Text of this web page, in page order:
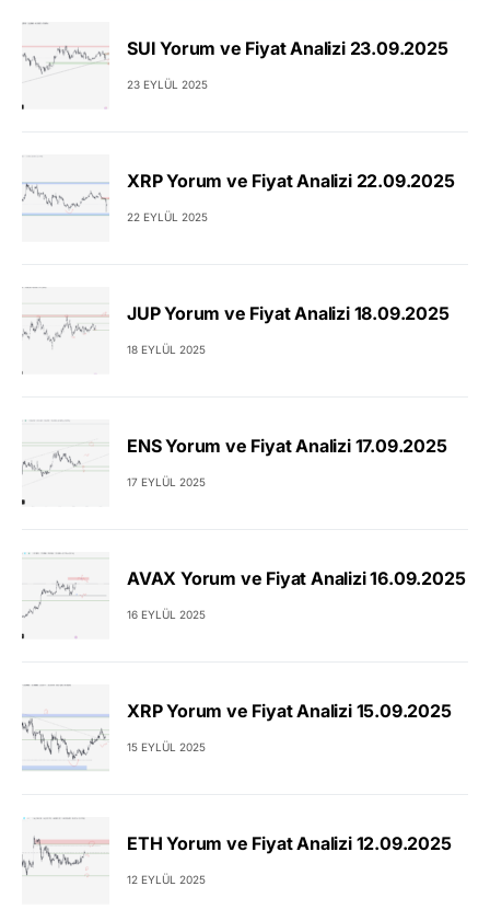
SUI Yorum ve Fiyat Analizi 23.09.2025
23 EYLÜL 2025
XRP Yorum ve Fiyat Analizi 22.09.2025
22 EYLÜL 2025
JUP Yorum ve Fiyat Analizi 18.09.2025
18 EYLÜL 2025
ENS Yorum ve Fiyat Analizi 17.09.2025
17 EYLÜL 2025
AVAX Yorum ve Fiyat Analizi 16.09.2025
16 EYLÜL 2025
XRP Yorum ve Fiyat Analizi 15.09.2025
15 EYLÜL 2025
ETH Yorum ve Fiyat Analizi 12.09.2025
12 EYLÜL 2025